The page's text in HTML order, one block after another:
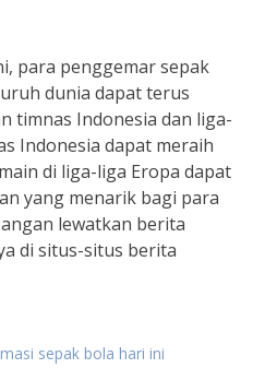
para penggemar sepak
dunia dapat terus
timnas Indonesia dan liga-
Indonesia dapat meraih
di liga-liga Eropa dapat
yang menarik bagi para
lewatkan berita
di situs-situs berita
sepak bola hari ini